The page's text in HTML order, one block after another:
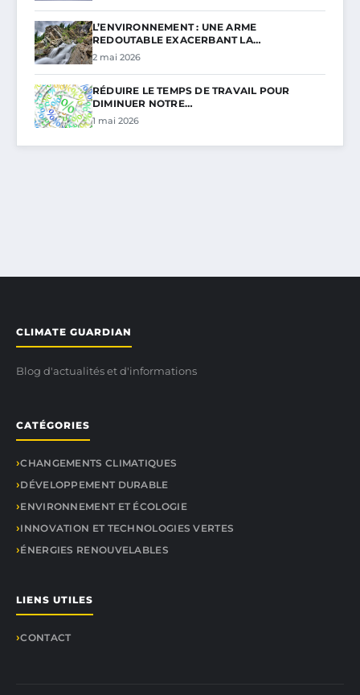
L’ENVIRONNEMENT : UNE ARME
REDOUTABLE EXACERBANT LA…
2 mai 2026
RÉDUIRE LE TEMPS DE TRAVAIL POUR
DIMINUER NOTRE…
1 mai 2026
CLIMATE GUARDIAN
Blog d'actualités et d'informations
CATÉGORIES
CHANGEMENTS CLIMATIQUES
DÉVELOPPEMENT DURABLE
ENVIRONNEMENT ET ÉCOLOGIE
INNOVATION ET TECHNOLOGIES VERTES
ÉNERGIES RENOUVELABLES
LIENS UTILES
CONTACT